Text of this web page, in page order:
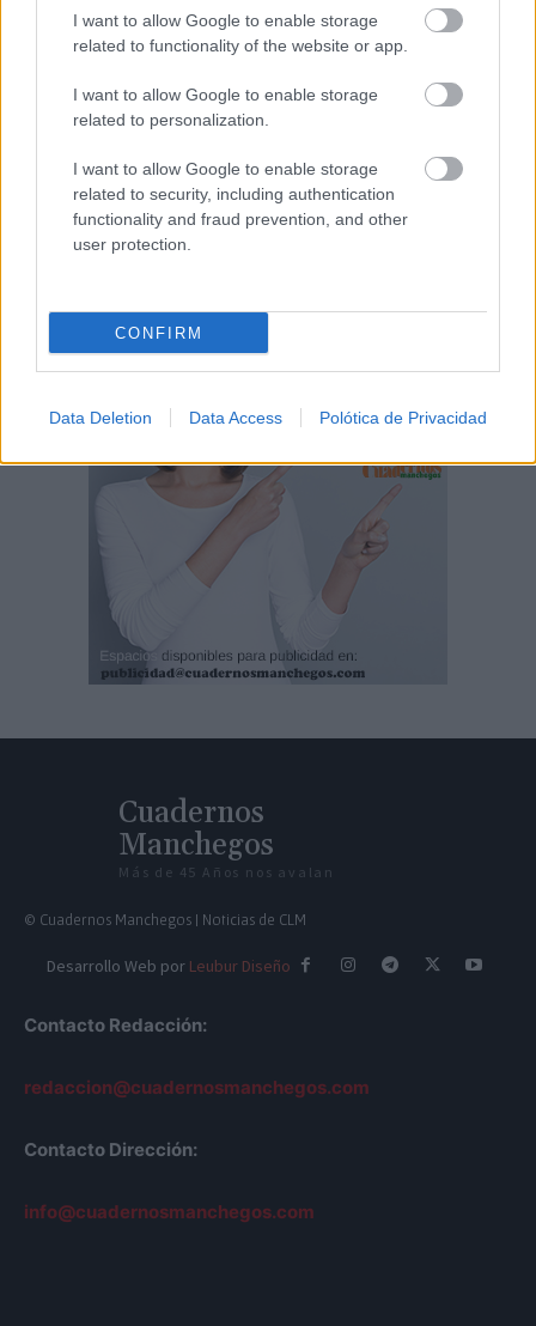
I want to allow Google to enable storage
related to functionality of the website or app.
I want to allow Google to enable storage
related to personalization.
I want to allow Google to enable storage
related to security, including authentication
functionality and fraud prevention, and other
user protection.
CONFIRM
Data Deletion Data Access Polótica de Privacidad
llegada masiva de visitantes por
el eclipse solar
07/08/2026
El IES Alto Guadiana de
renovación con una inversión de
más de 280.000 euros
07/08/2026
Cuadernos
Manchegos
Más de 45 Años nos avalan
© Cuadernos Manchegos | Noticias de CLM
Desarrollo Web por Leubur Diseño
Contacto Redacción:
redaccion@cuadernosmanchegos.com
Contacto Dirección:
info@cuadernosmanchegos.com